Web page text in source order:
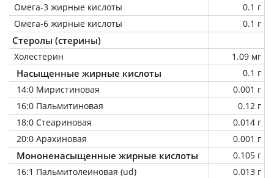
Омега-3 жирные кислоты
0.1 г
Омега-6 жирные кислоты
0.1 г
Стеролы (стерины)
Холестерин 1.09 мг
Насыщенные жирные кислоты
0.1 г
14:0 Миристиновая
0.001 г
16:0 Пальмитиновая
0.12 г
18:0 Стеариновая
0.014 г
20:0 Арахиновая
0.001 г
Мононенасыщенные жирные кислоты
0.105 г
16:1 Пальмитолеиновая (ud)
0.013 г